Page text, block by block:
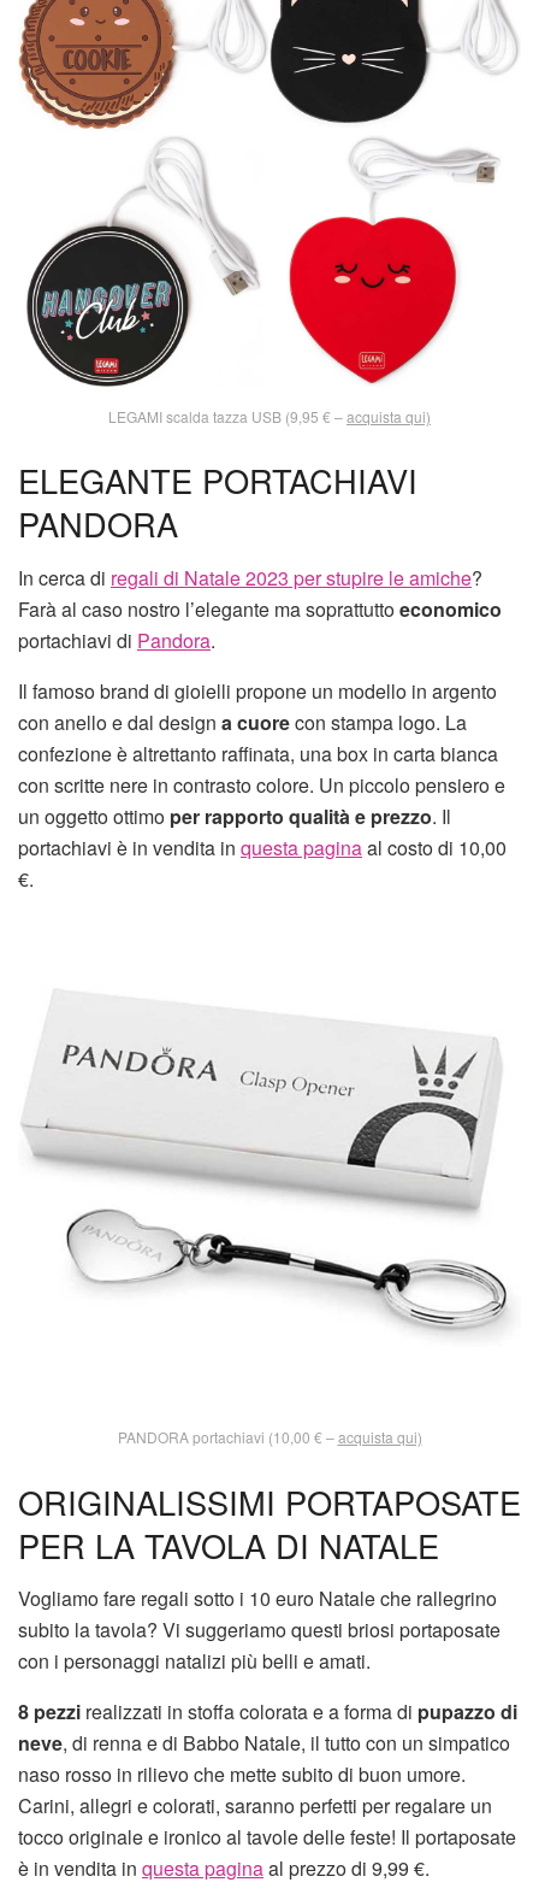
LEGAMI scalda tazza USB (9,95 € –acquista qui)
ELEGANTE PORTACHIAVI
PANDORA
In cerca di regali di Natale 2023 per stupire le amiche?
Farà al caso nostro l’elegante ma soprattuttoeconomico
portachiavi di Pandora.
Il famoso brand di gioielli propone un modello in argento
con anello e dal design a cuorecon stampa logo. La
confezione è altrettanto raffinata, una box in carta bianca
con scritte nere in contrasto colore. Un piccolo pensiero e
un oggetto ottimo per rapporto qualità e prezzo. Il
portachiavi è in vendita in questa paginaal costo di 10,00
€.
PANDORA portachiavi (10,00 € –acquista qui)
ORIGINALISSIMI PORTAPOSATE
PER LA TAVOLA DI NATALE
Vogliamo fare regali sotto i 10 euro Natale che rallegrino
subito la tavola? Vi suggeriamo questi briosi portaposate
con i personaggi natalizi più belli e amati.
8 pezzi realizzati in stoffa colorata e a forma di pupazzo di
neve, di renna e di Babbo Natale, il tutto con un simpatico
naso rosso in rilievo che mette subito di buon umore.
Carini, allegri e colorati, saranno perfetti per regalare un
tocco originale e ironico al tavole delle feste! Il portaposate
è in vendita in questa paginaal prezzo di 9,99 €.